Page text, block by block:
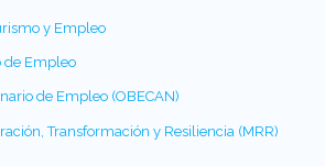
y Empleo
de Empleo
de Empleo (OBECAN)
Transformación y Resiliencia (MRR)